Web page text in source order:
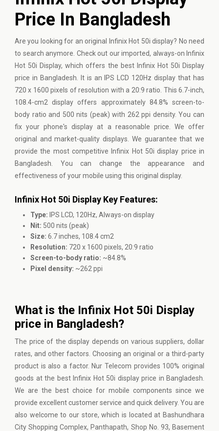
Price In Bangladesh
Are you looking for an original Infinix Hot 50i display? No need
to search anymore. Check out our imported, always-on Infinix
Hot 50i Display, which offers the best Infinix Hot 50i Display
price in Bangladesh. It is an IPS LCD 120Hz display that has
720 x 1600 pixels of resolution with a 20:9 ratio. This 6.7-inch,
108.4-cm2 display offers approximately 84.8% screen-to-
body ratio and 500 nits (peak) with 262 ppi density. You can
fix your phone's display at a reasonable price. We offer
original and market-quality displays. We guarantee that we
provide the most competitive Infinix Hot 50i display price in
Bangladesh. You can change the appearance and
effectiveness of your mobile using this original display.
Infinix Hot 50i Display Key Features:
Type: IPS LCD, 120Hz, Always-on display
Nit: 500 nits (peak)
Size: 6.7 inches, 108.4 cm2
Resolution: 720 x 1600 pixels, 20:9 ratio
Screen-to-body ratio: ~84.8%
Pixel density: ~262 ppi
What is the Infinix Hot 50i Display
price in Bangladesh?
The price of the display depends on various suppliers, dollar
rates, and other factors. Choosing an original or a third-party
product is also a factor. Nur Telecom provides 100% original
goods at the best Infinix Hot 50i display price in Bangladesh.
We are the best choice for mobile components since we
provide excellent customer service and quick delivery. You are
also welcome to our store, which is located at Bashundhara
City Shopping Complex, Panthapath, Shop No. 93, Basement